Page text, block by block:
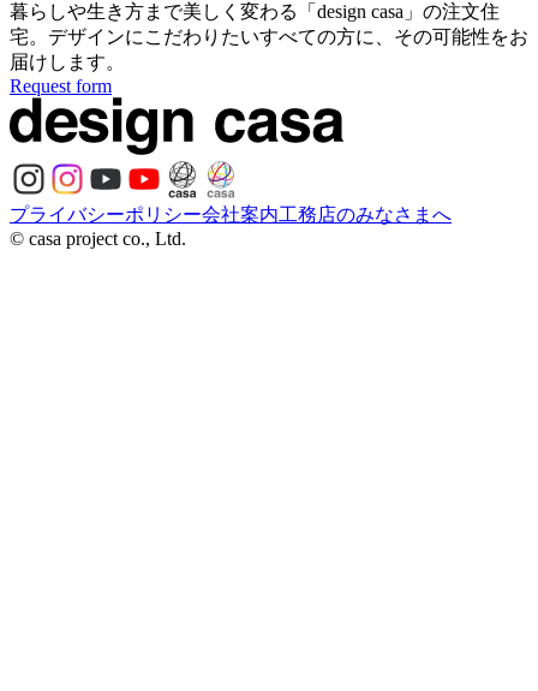
暮らしや生き方まで美しく変わる
「design casa」の注文住
宅。 デザインにこだわりたいすべての方に、 その可能性をお
届けします。
Request form
プライバシーポリシー会社案内工務店のみなさまへ
© casa project co., Ltd.